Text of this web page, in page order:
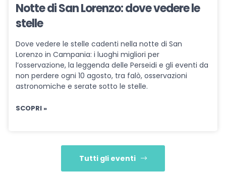
Notte di San Lorenzo: dove vedere le
stelle
Dove vedere le stelle cadenti nella notte di San
Lorenzo in Campania: i luoghi migliori per
l’osservazione, la leggenda delle Perseidi e gli eventi da
non perdere ogni 10 agosto, tra falò, osservazioni
astronomiche e serate sotto le stelle.
SCOPRI »
Tutti gli eventi